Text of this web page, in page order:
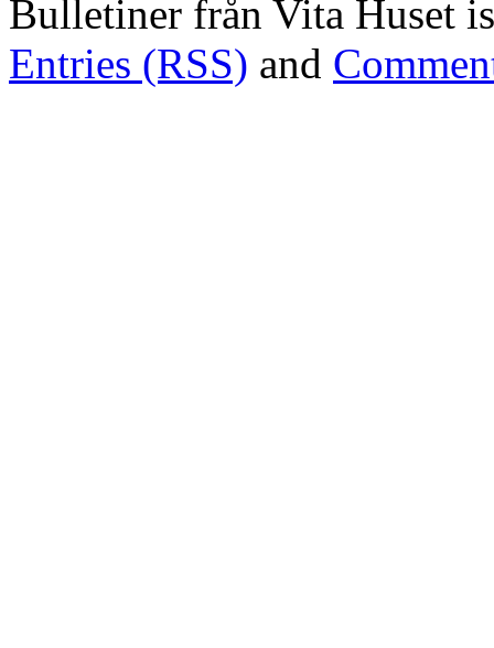
Bulletiner från Vita Huset
Entries (RSS) and